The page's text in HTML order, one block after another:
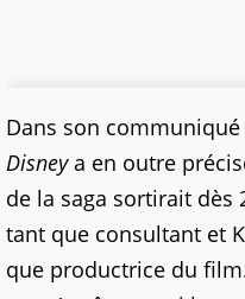
Dans son
Disneya en outre
de la saga sortirait dès
tant que consultant et
que productrice du